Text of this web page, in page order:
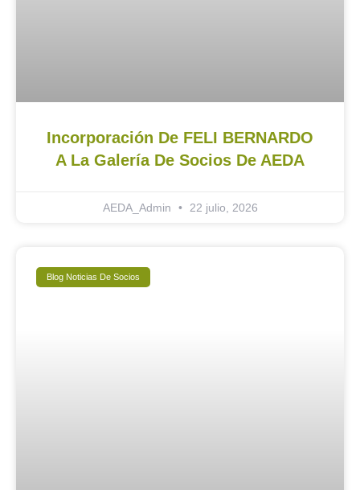
Incorporación De FELI BERNARDO
A La Galería De Socios De AEDA
AEDA_Admin 22 julio, 2026
Blog Noticias De Socios